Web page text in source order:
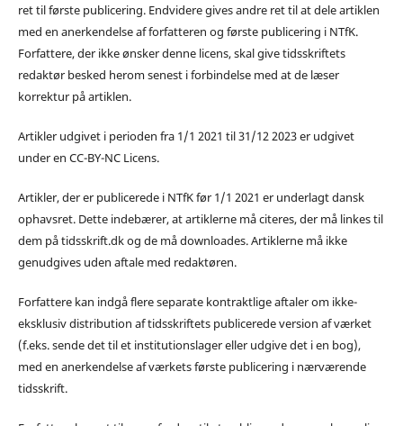
ret til første publicering. Endvidere gives andre ret til at dele artiklen
med en anerkendelse af forfatteren og første publicering i NTfK.
Forfattere, der ikke ønsker denne licens, skal give tidsskriftets
redaktør besked herom senest i forbindelse med at de læser
korrektur på artiklen.
Artikler udgivet i perioden fra 1/1 2021 til 31/12 2023 er udgivet
under en CC-BY-NC Licens.
Artikler, der er publicerede i NTfK før 1/1 2021 er underlagt dansk
ophavsret. Dette indebærer, at artiklerne må citeres, der må linkes til
dem på tidsskrift.dk og de må downloades. Artiklerne må ikke
genudgives uden aftale med redaktøren.
Forfattere kan indgå flere separate kontraktlige aftaler om ikke-
eksklusiv distribution af tidsskriftets publicerede version af værket
(f.eks. sende det til et institutionslager eller udgive det i en bog),
med en anerkendelse af værkets første publicering i nærværende
tidsskrift.